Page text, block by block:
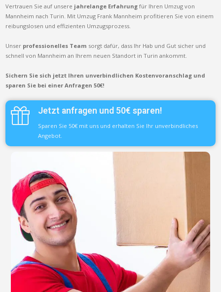
Vertrauen Sie auf unsere jahrelange Erfahrung für Ihren Umzug von
Mannheim nach Turin. Mit Umzug Frank Mannheim profitieren Sie von einem
reibungslosen und effizienten Umzugsprozess.
Unser professionelles Team sorgt dafür, dass Ihr Hab und Gut sicher und
schnell von Mannheim an Ihrem neuen Standort in Turin ankommt.
Sichern Sie sich jetzt Ihren unverbindlichen Kostenvoranschlag und
sparen Sie bei einer Anfragen 50€!
Jetzt anfragen und 50€ sparen!
Sparen Sie 50€ mit uns und erhalten Sie Ihr unverbindliches
Angebot.